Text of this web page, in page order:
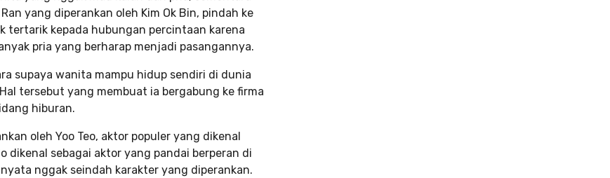
yang diperankan oleh Kim Ok Bin, pindah ke
tertarik kepada hubungan percintaan karena
pria yang berharap menjadi pasangannya.
supaya wanita mampu hidup sendiri di dunia
tersebut yang membuat ia bergabung ke firma
hiburan.
oleh Yoo Teo, aktor populer yang dikenal
dikenal sebagai aktor yang pandai berperan di
nggak seindah karakter yang diperankan.